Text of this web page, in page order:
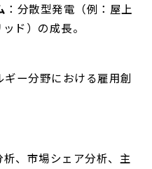
：分散型発電（例：屋上
ド）の成長。
ギー分野における雇用創
、市場シェア分析、主